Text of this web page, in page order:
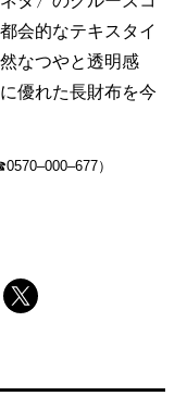
会的なテキスタイ
なつやと透明感
優れた長財布を今
）